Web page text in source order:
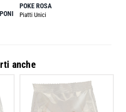
POKE ROSA
Piatti Unici
anche